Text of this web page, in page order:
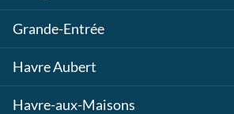
Grande-Entrée
Havre Aubert
Havre-aux-Maisons